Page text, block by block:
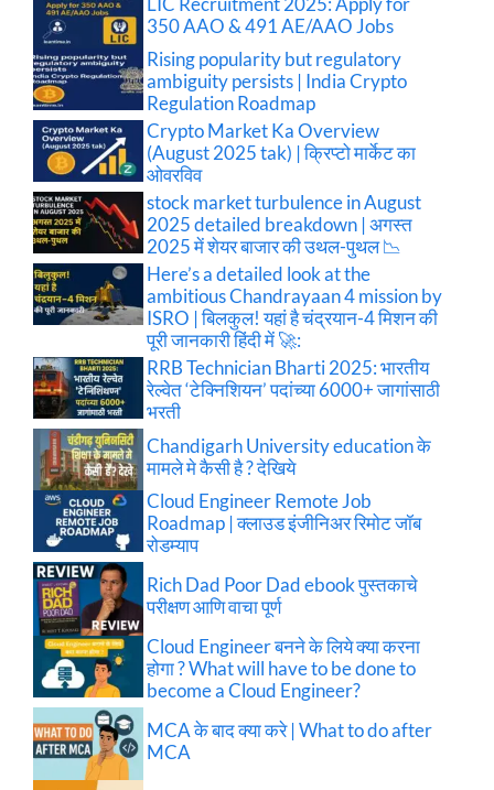
350 AAO & 491 AE/AAO Jobs
Rising popularity but regulatory
ambiguity persists | India Crypto
Regulation Roadmap
Crypto Market Ka Overview
(August 2025 tak) | क्रिप्टो मार्केट का
ओवरविव
stock market turbulence in August
2025 detailed breakdown | अगस्त
2025 में शेयर बाजार की उथल-पुथल 📉
Here’s a detailed look at the
ambitious Chandrayaan 4 mission by
ISRO | बिलकुल! यहां है चंद्रयान-4 मिशन की
पूरी जानकारी हिंदी में 🚀:
RRB Technician Bharti 2025: भारतीय
रेल्वेत ‘टेक्निशियन’ पदांच्या 6000+ जागांसाठी
भरती
Chandigarh University education के
मामले मे कैसी है ? देखिये
Cloud Engineer Remote Job
Roadmap | क्लाउड इंजीनिअर रिमोट जॉब
रोडम्याप
Rich Dad Poor Dad ebook पुस्तकाचे
परीक्षण आणि वाचा पूर्ण
Cloud Engineer बनने के लिये क्या करना
होगा ? What will have to be done to
become a Cloud Engineer?
MCA के बाद क्या करे | What to do after
MCA